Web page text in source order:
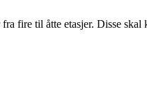
fire til åtte etasjer. Disse